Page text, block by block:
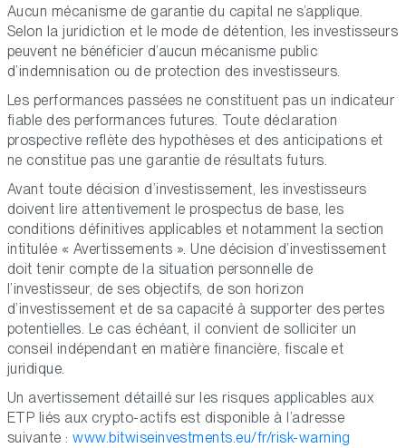
Aucun mécanisme de garantie du capital ne s’applique.
Selon la juridiction et le mode de détention, les investisseurs
peuvent ne bénéficier d’aucun mécanisme public
d’indemnisation ou de protection des investisseurs.
Les performances passées ne constituent pas un indicateur
fiable des performances futures. Toute déclaration
prospective reflète des hypothèses et des anticipations et
ne constitue pas une garantie de résultats futurs.
Avant toute décision d’investissement, les investisseurs
doivent lire attentivement le prospectus de base, les
conditions définitives applicables et notamment la section
intitulée « Avertissements ». Une décision d’investissement
doit tenir compte de la situation personnelle de
l’investisseur, de ses objectifs, de son horizon
d’investissement et de sa capacité à supporter des pertes
potentielles. Le cas échéant, il convient de solliciter un
conseil indépendant en matière financière, fiscale et
juridique.
Un avertissement détaillé sur les risques applicables aux
ETP liés aux crypto-actifs est disponible à l’adresse
suivante :www.bitwiseinvestments.eu/fr/risk-warning